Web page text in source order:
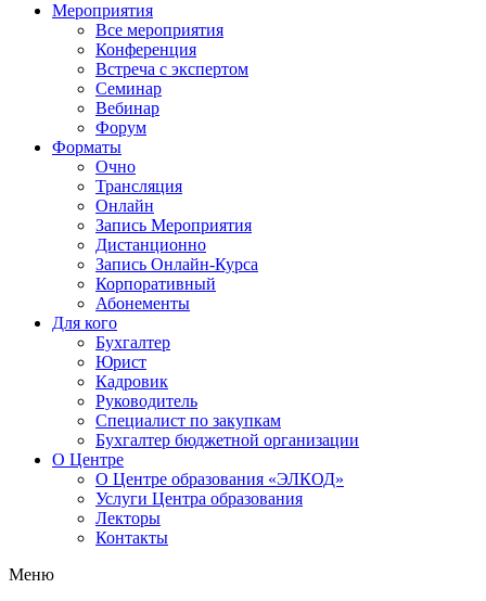
Мероприятия
Все мероприятия
Конференция
Встреча с экспертом
Семинар
Вебинар
Форум
Форматы
Очно
Трансляция
Онлайн
Запись Мероприятия
Дистанционно
Запись Онлайн-Курса
Корпоративный
Абонементы
Для кого
Бухгалтер
Юрист
Кадровик
Руководитель
Специалист по закупкам
Бухгалтер бюджетной организации
О Центре
О Центре образования «ЭЛКОД»
Услуги Центра образования
Лекторы
Контакты
Меню